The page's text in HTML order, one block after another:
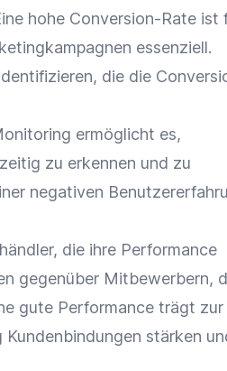
hohe Conversion-Rate ist
essenziell.
die die
ermöglicht es,
zu erkennen und zu
negativen
, die ihre Performance
gegenüber Mitbewerbern,
gute Performance trägt zur
stärken